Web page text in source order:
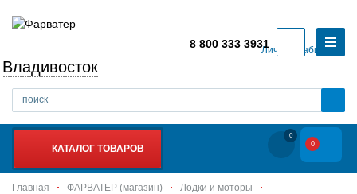
Личный кабинет
Владивосток
8 800 333 3931
КАТАЛОГ ТОВАРОВ
0
0
Главная ФАРВАТЕР (магазин)
Лодки и моторы